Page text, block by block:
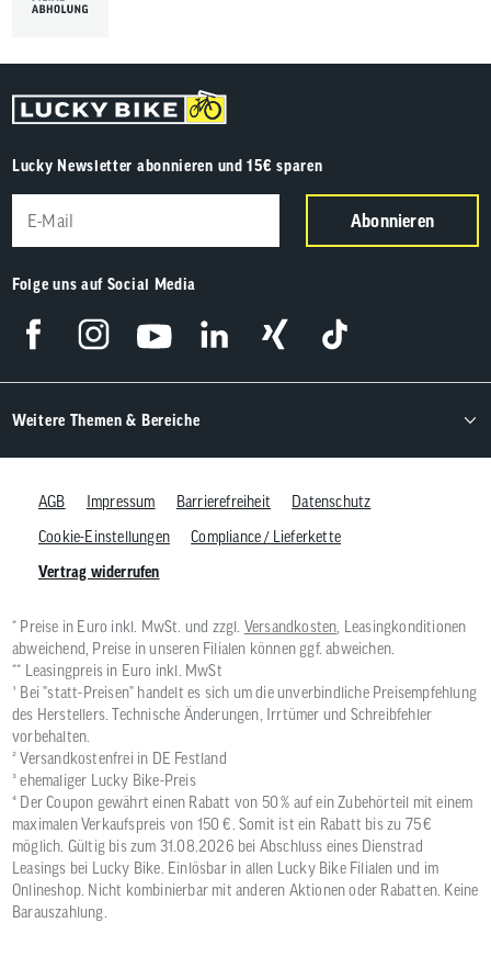
Lucky Newsletter abonnieren und 15€ sparen
Abonnieren
Folge uns auf Social Media
Weitere Themen & Bereiche
AGB Impressum Barrierefreiheit
Datenschutz
Cookie-Einstellungen
Compliance / Lieferkette
Vertrag widerrufen
* Preise in Euro inkl. MwSt. und zzgl. Versandkosten , Leasingkonditionen
abweichend, Preise in unseren Filialen können ggf. abweichen.
** Leasingpreis in Euro inkl. MwSt
¹ Bei "statt-Preisen" handelt es sich um die unverbindliche Preisempfehlung
des Herstellers. Technische Änderungen, Irrtümer und Schreibfehler
vorbehalten.
² Versandkostenfrei in DE Festland
³ ehemaliger Lucky Bike-Preis
⁴ Der Coupon gewährt einen Rabatt von 50 % auf ein Zubehörteil mit einem
maximalen Verkaufspreis von 150 €. Somit ist ein Rabatt bis zu 75 €
möglich. Gültig bis zum 31.08.2026 bei Abschluss eines Dienstrad
Leasings bei Lucky Bike. Einlösbar in allen Lucky Bike Filialen und im
Onlineshop. Nicht kombinierbar mit anderen Aktionen oder Rabatten. Keine
Barauszahlung.